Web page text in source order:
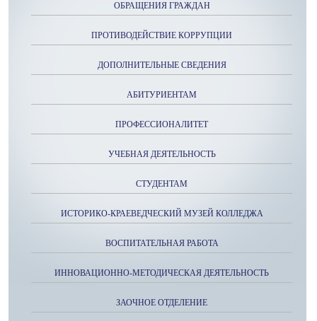
ОБРАЩЕНИЯ ГРАЖДАН
ПРОТИВОДЕЙСТВИЕ КОРРУПЦИИ
ДОПОЛНИТЕЛЬНЫЕ СВЕДЕНИЯ
АБИТУРИЕНТАМ
ПРОФЕССИОНАЛИТЕТ
УЧЕБНАЯ ДЕЯТЕЛЬНОСТЬ
СТУДЕНТАМ
ИСТОРИКО-КРАЕВЕДЧЕСКИЙ МУЗЕЙ КОЛЛЕДЖА
ВОСПИТАТЕЛЬНАЯ РАБОТА
ИННОВАЦИОННО-МЕТОДИЧЕСКАЯ ДЕЯТЕЛЬНОСТЬ
ЗАОЧНОЕ ОТДЕЛЕНИЕ